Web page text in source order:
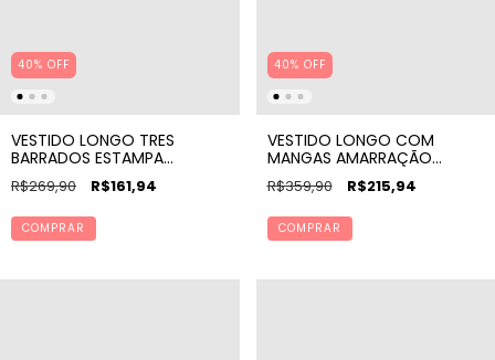
40% OFF
VESTIDO LONGO TRES
BARRADOS ESTAMPA
TAPAJÓS VERDE
R$269,90 R$161,94
COMPRAR
40% OFF
VESTIDO LONGO COM
MANGAS AMARRAÇÃO
FRENTE LISO
R$359,90 R$215,94
COMPRAR